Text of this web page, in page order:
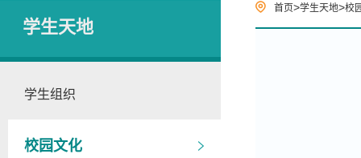
学生天地
学生组织
校园文化
首页>学生天地>校